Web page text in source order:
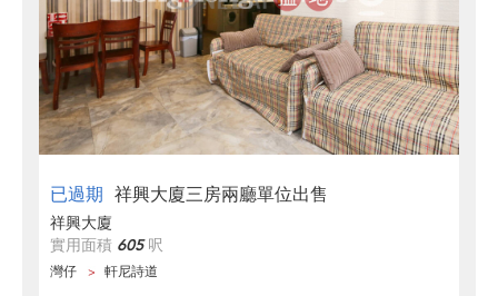
已過期 祥興大廈三房兩廳單位出售
祥興大廈
實用面積 605呎
灣仔 軒尼詩道